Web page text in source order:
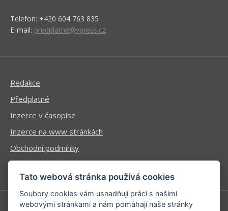
Telefon: +420 604 763 835
E-mail: predplatne@vpress.cz
Redakce
Předplatné
Inzerce v časopise
Inzerce na www stránkách
Obchodní podmínky
Ochrana osobních údajů
Tato webová stránka používá cookies
Soubory cookies vám usnadňují práci s našimi
webovými stránkami a nám pomáhají naše stránky